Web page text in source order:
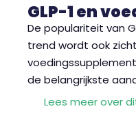
GLP-1 en
De populariteit van
trend wordt ook
de belangrijkste
Lees meer over